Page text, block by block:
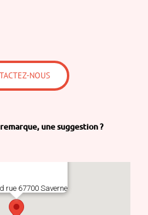
NOUS
une suggestion ?
rue 67700 Saverne